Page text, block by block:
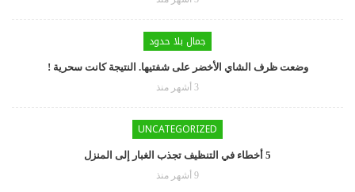
جمال بلا حدود
وضعت ظرف الشاي الأخضر على شفتيها. النتيجة كانت سحرية !
3 أشهر منذ
UNCATEGORIZED
5 أخطاء في التنظيف تجذب الغبار إلى المنزل
9 أشهر منذ